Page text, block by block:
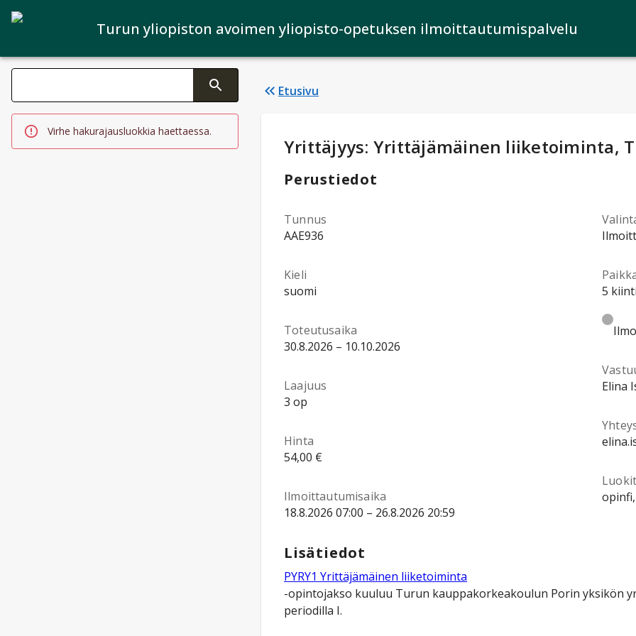
Turun yliopiston avoimen yliopisto-opetuksen ilmoittautumispalvelu
Haku kategoriat
Tekstin muutos aktivoi hakutoiminnon
Virhe hakurajausluokkia haettaessa.
Etusivu
Opintotiedot:
Yrittäjyys: Yrittäjämäinen liiketoiminta,
Perustiedot
Tunnus
AAE936
Kieli
suomi
Toteutusaika
30.8.2026 – 10.10.2026
Laajuus
3 op
Hinta
54,00 €
Ilmoittautumisaika
18.8.2026 07:00 – 26.8.2026 20:59
5
Elina
Lisätiedot
PYRY1 Yrittäjämäinen liiketoiminta
-opintojakso kuuluu Turun kauppakorkeakoulun Porin yksikön
periodilla I.